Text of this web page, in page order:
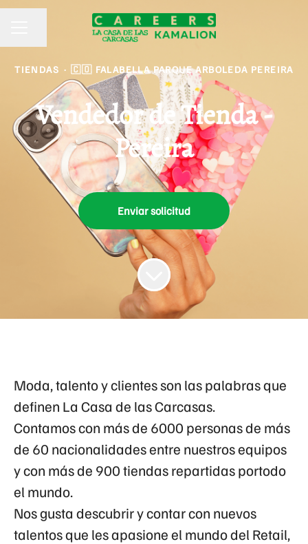
MENÚ DE EMPLEO
Compartir página
TIENDAS · 🇨🇴 FALABELLA PARQUE ARBOLEDA PEREIRA
Vendedor de Tienda -
Pereira
Enviar solicitud
Moda, talento y clientes son las palabras que
definen La Casa de las Carcasas.
Contamos con más de 6000 personas de más
de 60 nacionalidades entre nuestros equipos
y con más de 900 tiendas repartidas portodo
el mundo.
Nos gusta descubrir y contar con nuevos
talentos que les apasione el mundo del Retail,